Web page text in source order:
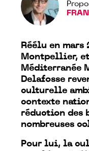
Réélu en
Montpellier,
Méditerranée
Delafosse
culturelle
contexte
réduction des
nombreuses
Pour lui, la